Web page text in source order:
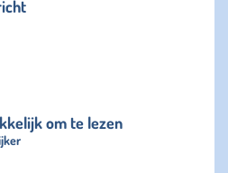
om te lezen